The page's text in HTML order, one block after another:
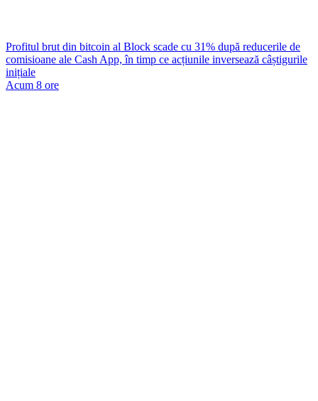
Profitul brut din bitcoin al Block scade cu 31% după reducerile de
comisioane ale Cash App, în timp ce acțiunile inversează câștigurile
inițiale
Acum 8 ore